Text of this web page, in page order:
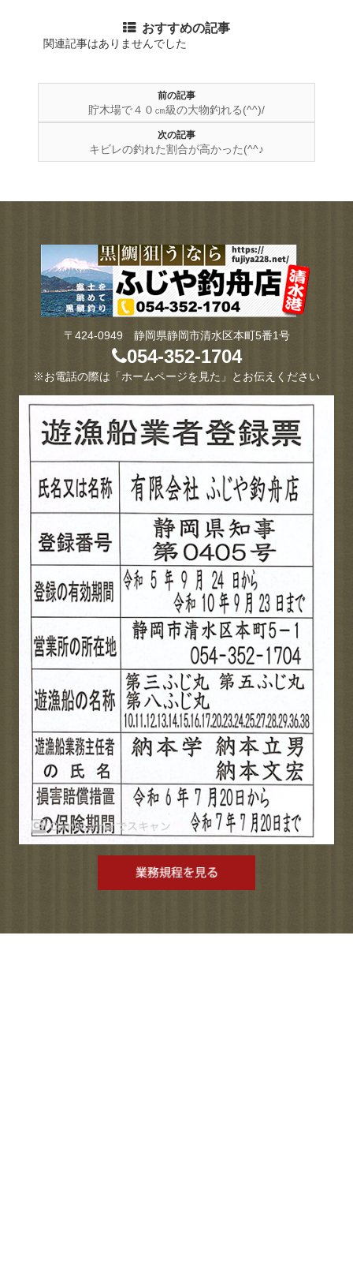
おすすめの記事
関連記事はありませんでした
前の記事
貯木場で４０㎝級の大物釣れる(^^)/
次の記事
キビレの釣れた割合が高かった(^^♪
〒424-0949 静岡県静岡市清水区本町5番1号
054-352-1704
※お電話の際は「ホームページを見た」とお伝えください